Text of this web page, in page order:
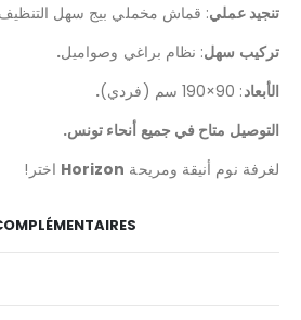
.تنجيد عملي: قماش مخملي بيج سهل التنظيف
.تركيب سهل: نظام براغي وصواميل
.الأبعاد: 90×190 سم (فردي)
.التوصيل متاح في جميع أنحاء تونس
Horizon لغرفة نوم أنيقة ومريحة